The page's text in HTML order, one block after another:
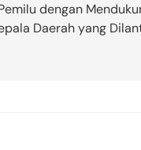
dengan
Daerah yang